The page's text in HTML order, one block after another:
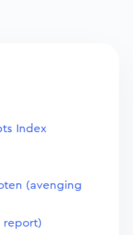
Index
(avenging
report)